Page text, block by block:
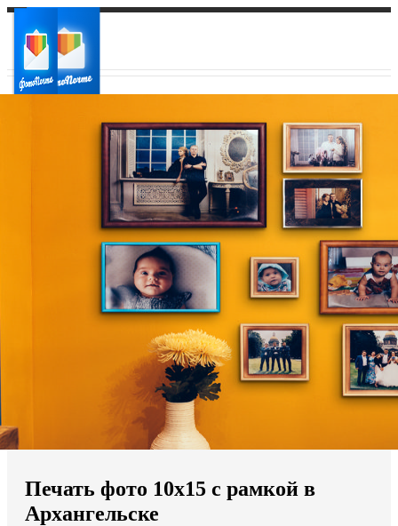
Ваш регион доставки
Выберите из списка:
Мы доставляем по всему миру
Продолжить без города
Печать фото 10х15 с рамкой в
Архангельске